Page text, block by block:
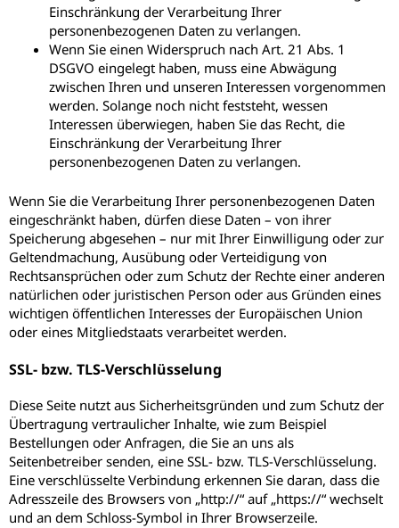
Einschränkung der Verarbeitung Ihrer
personenbezogenen Daten zu verlangen.
Wenn Sie einen Widerspruch nach Art. 21 Abs. 1
DSGVO eingelegt haben, muss eine Abwägung
zwischen Ihren und unseren Interessen vorgenommen
werden. Solange noch nicht feststeht, wessen
Interessen überwiegen, haben Sie das Recht, die
Einschränkung der Verarbeitung Ihrer
personenbezogenen Daten zu verlangen.
Wenn Sie die Verarbeitung Ihrer personenbezogenen Daten
eingeschränkt haben, dürfen diese Daten – von ihrer
Speicherung abgesehen – nur mit Ihrer Einwilligung oder zur
Geltendmachung, Ausübung oder Verteidigung von
Rechtsansprüchen oder zum Schutz der Rechte einer anderen
natürlichen oder juristischen Person oder aus Gründen eines
wichtigen öffentlichen Interesses der Europäischen Union
oder eines Mitgliedstaats verarbeitet werden.
SSL- bzw. TLS-Verschlüsselung
Diese Seite nutzt aus Sicherheitsgründen und zum Schutz der
Übertragung vertraulicher Inhalte, wie zum Beispiel
Bestellungen oder Anfragen, die Sie an uns als
Seitenbetreiber senden, eine SSL- bzw. TLS-Verschlüsselung.
Eine verschlüsselte Verbindung erkennen Sie daran, dass die
Adresszeile des Browsers von „http://“ auf „https://“ wechselt
und an dem Schloss-Symbol in Ihrer Browserzeile.